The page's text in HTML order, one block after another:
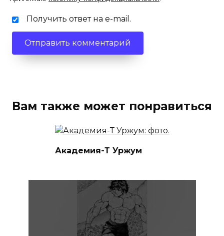
Получить ответ на e-mail.
Вам также может понравиться
Академия-Т Уржум